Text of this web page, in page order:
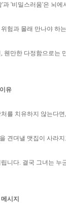
'비밀스러움'은 뇌
험과 몰래 만나야 하
웬만한 다정함으로는
유
를 치유하지 않는다
견뎌낼 맷집이 사라
니다. 결국 그녀는
시지